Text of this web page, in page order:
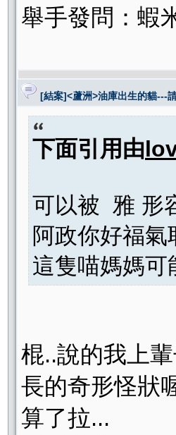
舉手發問：蝦
[結案]<蘆洲>油庫出生的貓---
下面引用由
可以被 雅 形
阿政你好福氣
這隻喵媽
棍..說的我上
長的奇形怪狀
算了拉...